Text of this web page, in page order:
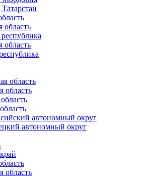
область
область
область
область
автономный округ
автономный округ
область